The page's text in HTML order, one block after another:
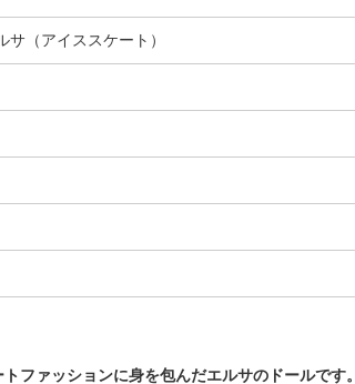
（アイススケート）
ファッションに身を包んだエルサのドールです